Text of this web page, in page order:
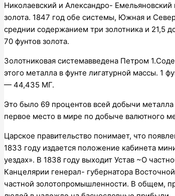
Николаевский и Александро-
золота. 1847 год обе системы, Южная и
среднии содержанием три золотника и 21,5
70 фунтов золота.
Золотниковая системавведена Петром
этого металла в фунте лигатурной массы. 1
— 44,435 МГ.
Это было 69 процентов всей добычи
первое место в мире по добыче валютного
Царское правительство понимает, что
1833 году издается положение кабинета
уездах». В 1838 году выходит Устав ~О
Канцелярии генерал- губернатора
частной золотопромышленности. В общем,